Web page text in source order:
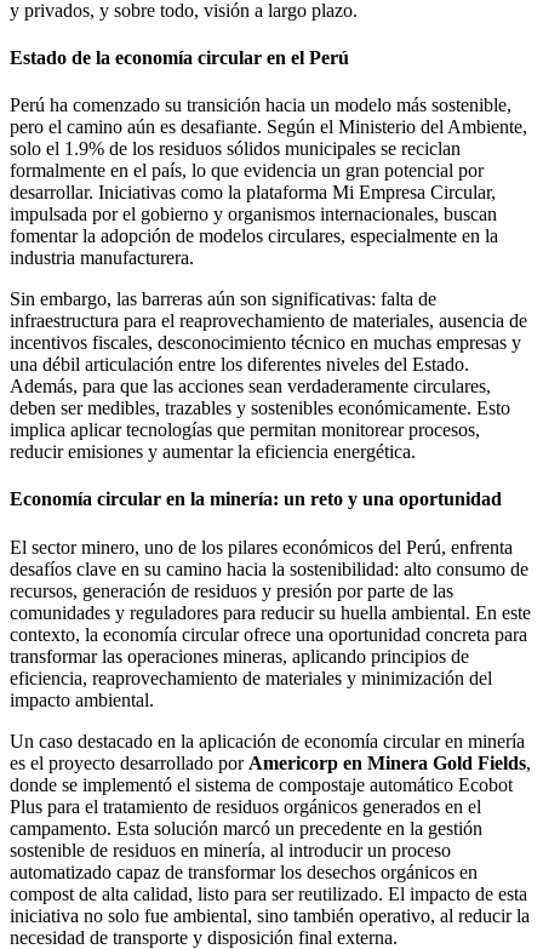
y privados, y sobre todo, visión a largo plazo.
Estado de la economía circular en el Perú
Perú ha comenzado su transición hacia un modelo más sostenible,
pero el camino aún es desafiante. Según el Ministerio del Ambiente,
solo el 1.9% de los residuos sólidos municipales se reciclan
formalmente en el país, lo que evidencia un gran potencial por
desarrollar. Iniciativas como la plataforma Mi Empresa Circular,
impulsada por el gobierno y organismos internacionales, buscan
fomentar la adopción de modelos circulares, especialmente en la
industria manufacturera.
Sin embargo, las barreras aún son significativas: falta de
infraestructura para el reaprovechamiento de materiales, ausencia de
incentivos fiscales, desconocimiento técnico en muchas empresas y
una débil articulación entre los diferentes niveles del Estado.
Además, para que las acciones sean verdaderamente circulares,
deben ser medibles, trazables y sostenibles económicamente. Esto
implica aplicar tecnologías que permitan monitorear procesos,
reducir emisiones y aumentar la eficiencia energética.
Economía circular en la minería: un reto y una oportunidad
El sector minero, uno de los pilares económicos del Perú, enfrenta
desafíos clave en su camino hacia la sostenibilidad: alto consumo de
recursos, generación de residuos y presión por parte de las
comunidades y reguladores para reducir su huella ambiental. En este
contexto, la economía circular ofrece una oportunidad concreta para
transformar las operaciones mineras, aplicando principios de
eficiencia, reaprovechamiento de materiales y minimización del
impacto ambiental.
Un caso destacado en la aplicación de economía circular en minería
es el proyecto desarrollado por Americorp en Minera Gold Fields,
donde se implementó el sistema de compostaje automático Ecobot
Plus para el tratamiento de residuos orgánicos generados en el
campamento. Esta solución marcó un precedente en la gestión
sostenible de residuos en minería, al introducir un proceso
automatizado capaz de transformar los desechos orgánicos en
compost de alta calidad, listo para ser reutilizado. El impacto de esta
iniciativa no solo fue ambiental, sino también operativo, al reducir la
necesidad de transporte y disposición final externa.